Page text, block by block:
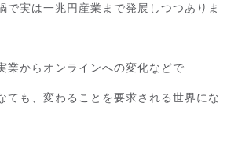
で実は一兆円産業まで発展しつつありま
業からオンラインへの変化などで
ても、変わることを要求される世界にな